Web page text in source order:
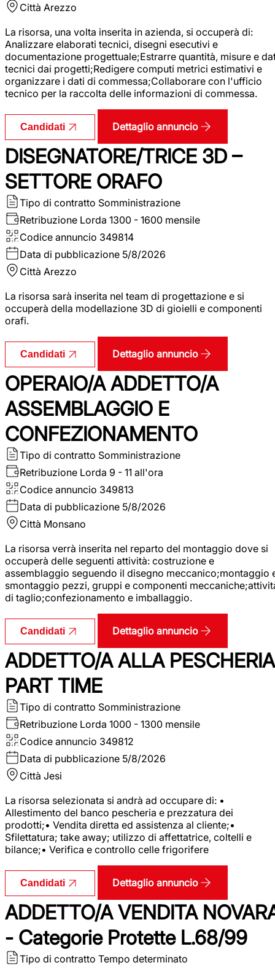
Città Arezzo
La risorsa, una volta inserita in azienda, si occuperà di:
Analizzare elaborati tecnici, disegni esecutivi e
documentazione progettuale;Estrarre quantità, misure e
tecnici dai progetti;Redigere computi metrici estimativi e
organizzare i dati di commessa;Collaborare con l'ufficio
tecnico per la raccolta delle informazioni di commessa.
Candidati Dettaglio annuncio
DISEGNATORE/TRICE 3D –
SETTORE ORAFO
Tipo di contratto Somministrazione
Retribuzione Lorda 1300 - 1600 mensile
Codice annuncio 349814
Data di pubblicazione 5/8/2026
Città Arezzo
La risorsa sarà inserita nel team di progettazione e si
occuperà della modellazione 3D di gioielli e componenti
orafi.
Candidati Dettaglio annuncio
OPERAIO/A ADDETTO/A
ASSEMBLAGGIO E
CONFEZIONAMENTO
Tipo di contratto Somministrazione
Retribuzione Lorda 9 - 11 all'ora
Codice annuncio 349813
Data di pubblicazione 5/8/2026
Città Monsano
La risorsa verrà inserita nel reparto del montaggio dove si
occuperà delle seguenti attività: costruzione e
assemblaggio seguendo il disegno meccanico;montaggio
smontaggio pezzi, gruppi e componenti
di taglio;confezionamento e imballaggio.
Candidati Dettaglio annuncio
ADDETTO/A ALLA PESCHERIA
PART TIME
Tipo di contratto Somministrazione
Retribuzione Lorda 1000 - 1300 mensile
Codice annuncio 349812
Data di pubblicazione 5/8/2026
Città Jesi
La risorsa selezionata si andrà ad occupare di: •
Allestimento del banco pescheria e prezzatura dei
prodotti;• Vendita diretta ed assistenza al cliente;•
Sfilettatura; take away; utilizzo di affettatrice, coltelli e
bilance;• Verifica e controllo celle frigorifere
Candidati Dettaglio annuncio
ADDETTO/A VENDITA
- Categorie Protette L.68/99
Tipo di contratto Tempo determinato